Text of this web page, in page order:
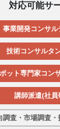
対応可能サ
事業開発コンサル
技術コンサルタ
ット専門家コン
講師派遣(社員
調査・市場調査